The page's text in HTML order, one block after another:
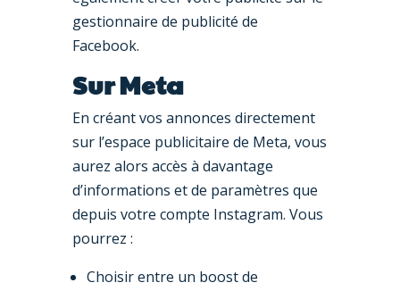
gestionnaire de publicité de
Facebook.
Sur Meta
En créant vos annonces directement
sur l’espace publicitaire de Meta, vous
aurez alors accès à davantage
d’informations et de paramètres que
depuis votre compte Instagram. Vous
pourrez :
Choisir entre un boost de